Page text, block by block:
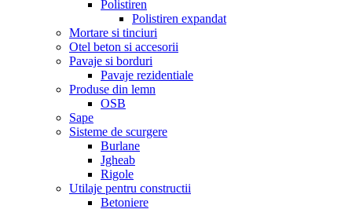
Polistiren
Polistiren expandat
Mortare si tinciuri
Otel beton si accesorii
Pavaje si borduri
Pavaje rezidentiale
Produse din lemn
OSB
Sape
Sisteme de scurgere
Burlane
Jgheab
Rigole
Utilaje pentru constructii
Betoniere